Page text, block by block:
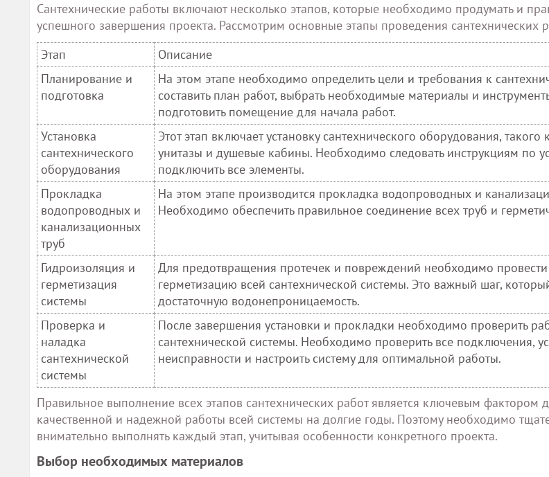
Сантехнические работы включают несколько этапов, которые необходимо продумать и
успешного завершения проекта. Рассмотрим основные этапы проведения сантехнических
Этап
Описание
Планирование и
подготовка
На этом этапе необходимо определить цели и требования к
составить план работ, выбрать необходимые материалы и
подготовить помещение для начала работ.
Установка
сантехнического
оборудования
Этот этап включает установку сантехнического оборудования,
унитазы и душевые кабины. Необходимо следовать инструкциям по
подключить все элементы.
Прокладка
водопроводных и
канализационных
труб
На этом этапе производится прокладка водопроводных и
Необходимо обеспечить правильное соединение всех труб и
Гидроизоляция и
герметизация
системы
Для предотвращения протечек и повреждений необходимо
герметизацию всей сантехнической системы. Это важный шаг,
достаточную водонепроницаемость.
Проверка и
наладка
сантехнической
системы
После завершения установки и прокладки необходимо проверить
сантехнической системы. Необходимо проверить все подключения,
неисправности и настроить систему для оптимальной работы.
Правильное выполнение всех этапов сантехнических работ является ключевым фактором
качественной и надежной работы всей системы на долгие годы. Поэтому необходимо
внимательно выполнять каждый этап, учитывая особенности конкретного проекта.
Выбор необходимых материалов